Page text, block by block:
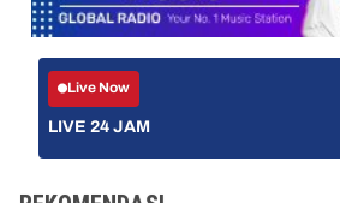
Live Now
LIVE 24 JAM